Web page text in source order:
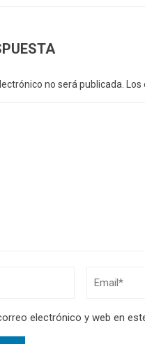
no será publicada.
electrónico y web en